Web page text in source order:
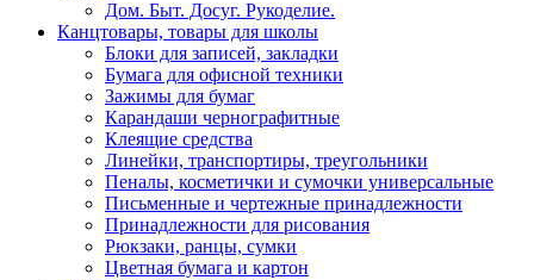
Дом. Быт. Досуг. Рукоделие.
Канцтовары, товары для школы
Блоки для записей, закладки
Бумага для офисной техники
Зажимы для бумаг
Карандаши чернографитные
Клеящие средства
Линейки, транспортиры, треугольники
Пеналы, косметички и сумочки универсальные
Письменные и чертежные принадлежности
Принадлежности для рисования
Рюкзаки, ранцы, сумки
Цветная бумага и картон